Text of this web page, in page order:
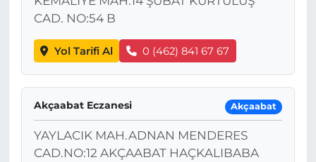
CAD. NO:54 B
Yol Tarifi Al 0 (462) 841 67 67
Akçaabat Eczanesi Akçaabat
YAYLACIK MAH.ADNAN MENDERES
CAD.NO:12 AKÇAABAT HAÇKALIBABA